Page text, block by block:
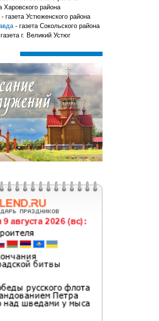
Харовского района
- газета Устюженского района
- газета Сокольского района
г. Великий Устюг